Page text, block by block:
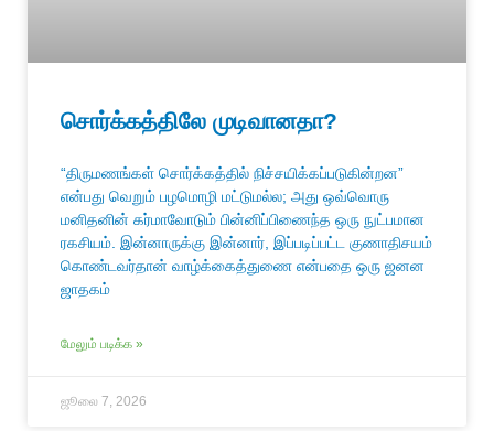
சொர்க்கத்திலே முடிவானதா?
“திருமணங்கள் சொர்க்கத்தில் நிச்சயிக்கப்படுகின்றன”
என்பது வெறும் பழமொழி மட்டுமல்ல; அது ஒவ்வொரு
மனிதனின் கர்மாவோடும் பின்னிப்பிணைந்த ஒரு நுட்பமான
ரகசியம். இன்னாருக்கு இன்னார், இப்படிப்பட்ட குணாதிசயம்
கொண்டவர்தான் வாழ்க்கைத்துணை என்பதை ஒரு ஜனன
ஜாதகம்
மேலும் படிக்க »
ஜூலை 7, 2026